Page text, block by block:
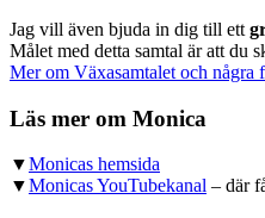
Jag vill även bjuda in dig till ett
Målet med detta samtal är att du
Mer om Växasamtalet och några
Läs mer om Monica
▼Monicas hemsida
▼Monicas YouTubekanal – där